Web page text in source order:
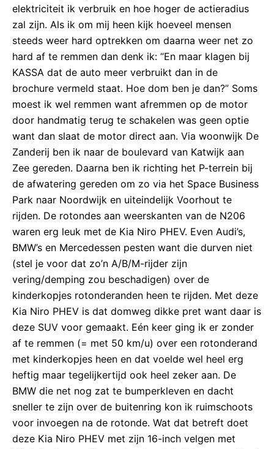
elektriciteit ik verbruik en hoe hoger de actieradius
zal zijn. Als ik om mij heen kijk hoeveel mensen
steeds weer hard optrekken om daarna weer net zo
hard af te remmen dan denk ik: “En maar klagen bij
KASSA dat de auto meer verbruikt dan in de
brochure vermeld staat. Hoe dom ben je dan?” Soms
moest ik wel remmen want afremmen op de motor
door handmatig terug te schakelen was geen optie
want dan slaat de motor direct aan. Via woonwijk De
Zanderij ben ik naar de boulevard van Katwijk aan
Zee gereden. Daarna ben ik richting het P-terrein bij
de afwatering gereden om zo via het Space Business
Park naar Noordwijk en uiteindelijk Voorhout te
rijden. De rotondes aan weerskanten van de N206
waren erg leuk met de Kia Niro PHEV. Even Audi’s,
BMW’s en Mercedessen pesten want die durven niet
(stel je voor dat zo’n A/B/M-rijder zijn
vering/demping zou beschadigen) over de
kinderkopjes rotonderanden heen te rijden. Met deze
Kia Niro PHEV is dat domweg dikke pret want daar is
deze SUV voor gemaakt. Eén keer ging ik er zonder
af te remmen (= met 50 km/u) over een rotonderand
met kinderkopjes heen en dat voelde wel heel erg
heftig maar tegelijkertijd ook heel zeker aan. De
BMW die net nog zat te bumperkleven en dacht
sneller te zijn over de buitenring kon ik ruimschoots
voor invoegen na de rotonde. Wat dat betreft doet
deze Kia Niro PHEV met zijn 16-inch velgen met